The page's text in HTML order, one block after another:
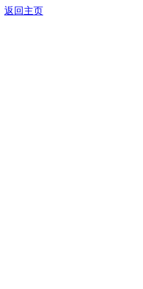
返回主页